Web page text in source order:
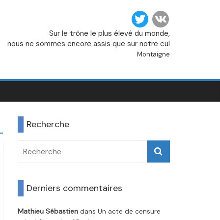
Sur le trône le plus élevé du monde,
nous ne sommes encore assis que sur notre cul
Montaigne
Recherche
Derniers commentaires
Mathieu Sébastien dans Un acte de censure